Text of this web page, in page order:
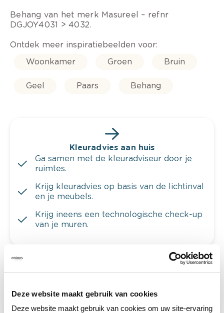
Deze website maakt gebruik van cookies
Deze website maakt gebruik van cookies om uw site-ervaring
Behang van het merk Masureel – refnr
DGJOY4031 > 4032.
Ontdek meer inspiratiebeelden voor:
Woonkamer
Groen Bruin
Geel Paars Behang
Kleuradvies aan huis
Ga samen met de kleuradviseur door je
ruimtes.
Krijg kleuradvies op basis van de lichtinval
en je meubels.
Krijg ineens een technologische check-up
van je muren.
Ontdek er kleurechte stalen van je
kleurenselectie.